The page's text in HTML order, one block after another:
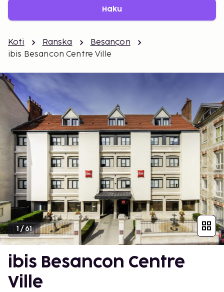
Haku
Koti Ranska
Besançon
ibis Besancon Centre Ville
1 /61
ibis Besancon Centre
Ville